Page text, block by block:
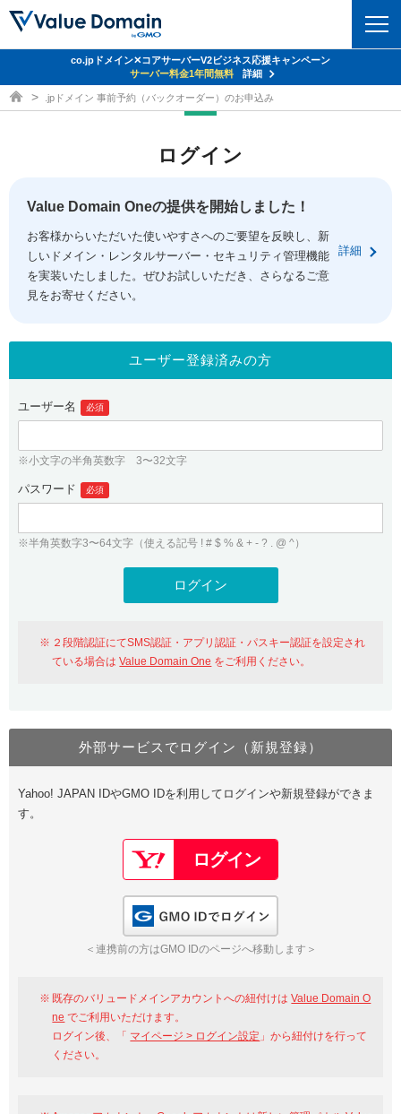
ドメイントップ
ドメイン移管
ドメイン価格一覧
ドメイン一括検索
.jpドメインオークション
gTLDオークション NEW!
.jpドメインバックオーダー
プレミアムドメイン
人気ドメインの種類
WHOIS検索
コアサーバー
バリューサーバー
XREA
セキュリティトップ
Value Domain ネットde診断
SSL証明書
サービストップ
お得意様割引
紹介制度
バリュードメインAPI
ドメイン・ホスティングOEM
facebook
ログイン
従来のバリュードメインをご利用希望の方
Value Domainにログイン
おすすめ One レンタルサーバーを含む最新の機能を使う方
Value Domain Oneにログイン
Google
GMO ID Amazon
※AmazonはValue Domain Oneのログイン画面へ遷移します
ユーザー登録
Value Domain Oneアカウント作成
以下でも登録可能
Google Yahoo!
GMO ID
co.jpドメイン✕コアサーバーV2ビジネス応援キャンペーン
サーバー料金1年間無料
詳細
ドメイン取得ならバリュードメイン
.jpドメイン 事前予約（バックオーダー）のお申込み
ログイン
Value Domain Oneの提供を開始しました！
お客様からいただいた使いやすさへのご要望を反映し、新
しいドメイン・レンタルサーバー・セキュリティ管理機能
を実装いたしました。ぜひお試しいただき、さらなるご意
見をお寄せください。
詳細
ユーザー登録済みの方
ユーザー名 必須
※小文字の半角英数字 3〜32文字
パスワード 必須
※半角英数字3〜64文字（使える記号 ! # $ % & + - ? . @ ^）
２段階認証にてSMS認証・アプリ認証・パスキー認証を設定され
ている場合はValue Domain One をご利用ください。
外部サービスでログイン（新規登録）
Yahoo! JAPAN IDやGMO IDを利用してログインや新規登録ができま
す。
＜連携前の方はGMO IDのページへ移動します＞
既存のバリュードメインアカウントへの紐付けはValue Domain O
ne でご利用いただけます。
ログイン後、「 マイページ > ログイン設定 」から紐付けを行って
ください。